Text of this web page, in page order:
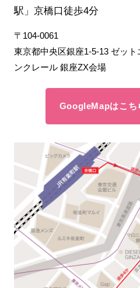
駅」京橋口徒歩4分
〒104-0061
東京都中央区銀座1-5-13 ゼッ
ンクレール 銀座ZX会場
GoogleMapはこち